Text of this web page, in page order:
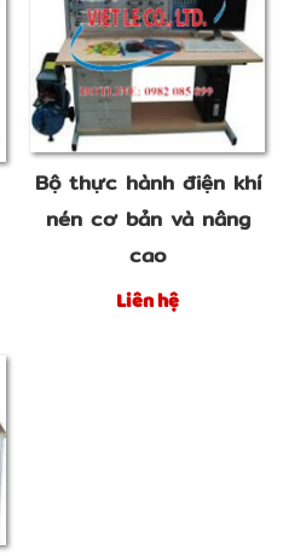
Bộ thực hành điện khí
nén cơ bản và nâng
cao
Liên hệ